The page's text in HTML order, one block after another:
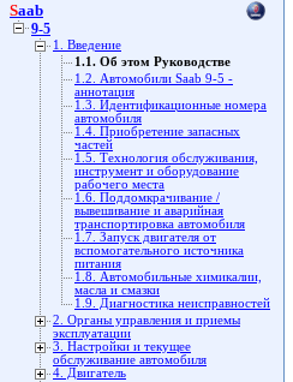
Saab
9-5
1. Введение
1.1. Об этом Руководстве
1.2. Автомобили Saab 9-5 -
аннотация
1.3. Идентификационные номера
автомобиля
1.4. Приобретение запасных
частей
1.5. Технология обслуживания,
инструмент и оборудование
рабочего места
1.6. Поддомкрачивание /
вывешивание и аварийная
транспортировка автомобиля
1.7. Запуск двигателя от
вспомогательного источника
питания
1.8. Автомобильные химикалии,
масла и смазки
1.9. Диагностика неисправностей
2. Органы управления и приемы
эксплуатации
3. Настройки и текущее
обслуживание автомобиля
4. Двигатель